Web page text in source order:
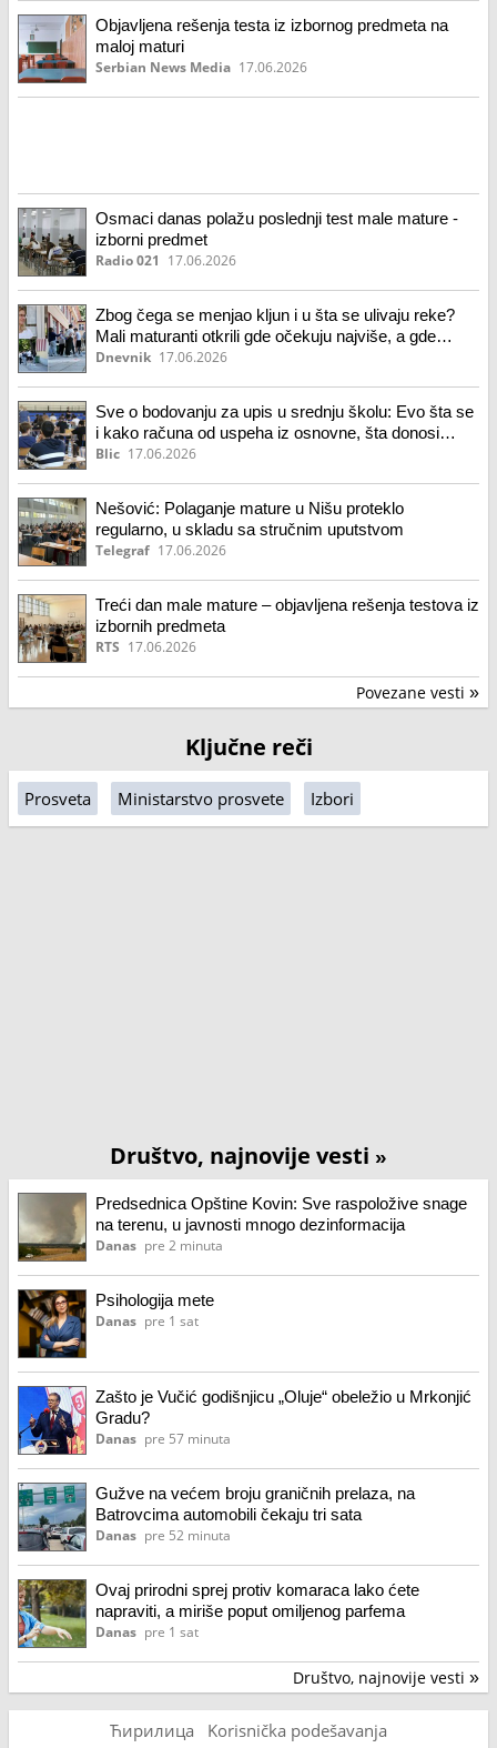
Objavljena rešenja testa iz izbornog predmeta na
maloj maturi
Serbian News Media 17.06.2026
Osmaci danas polažu poslednji test male mature -
izborni predmet
Radio 021 17.06.2026
Zbog čega se menjao kljun i u šta se ulivaju reke?
Mali maturanti otkrili gde očekuju najviše, a gde
najmanje bodova
Dnevnik 17.06.2026
Sve o bodovanju za upis u srednju školu: Evo šta se
i kako računa od uspeha iz osnovne, šta donosi
ekstra poene i kako se boduju testovi za završnog
Blic 17.06.2026
Nešović: Polaganje mature u Nišu proteklo
regularno, u skladu sa stručnim uputstvom
Telegraf 17.06.2026
Treći dan male mature – objavljena rešenja testova iz
izbornih predmeta
RTS 17.06.2026
Povezane vesti »
Ključne reči
Prosveta Ministarstvo prosvete Izbori
Društvo, najnovije vesti »
Predsednica Opštine Kovin: Sve raspoložive snage
na terenu, u javnosti mnogo dezinformacija
Danas pre 2 minuta
Psihologija mete
Danas pre 1 sat
Zašto je Vučić godišnjicu „Oluje“ obeležio u Mrkonjić
Gradu?
Danas pre 57 minuta
Gužve na većem broju graničnih prelaza, na
Batrovcima automobili čekaju tri sata
Danas pre 52 minuta
Ovaj prirodni sprej protiv komaraca lako ćete
napraviti, a miriše poput omiljenog parfema
Danas pre 1 sat
Društvo, najnovije vesti »
Ћирилица Korisnička podešavanja